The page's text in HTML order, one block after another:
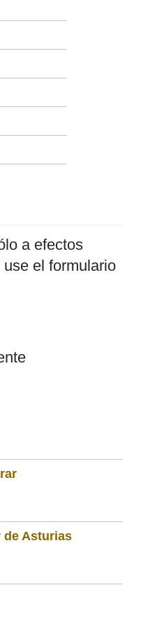
a efectos
el formulario
de Asturias